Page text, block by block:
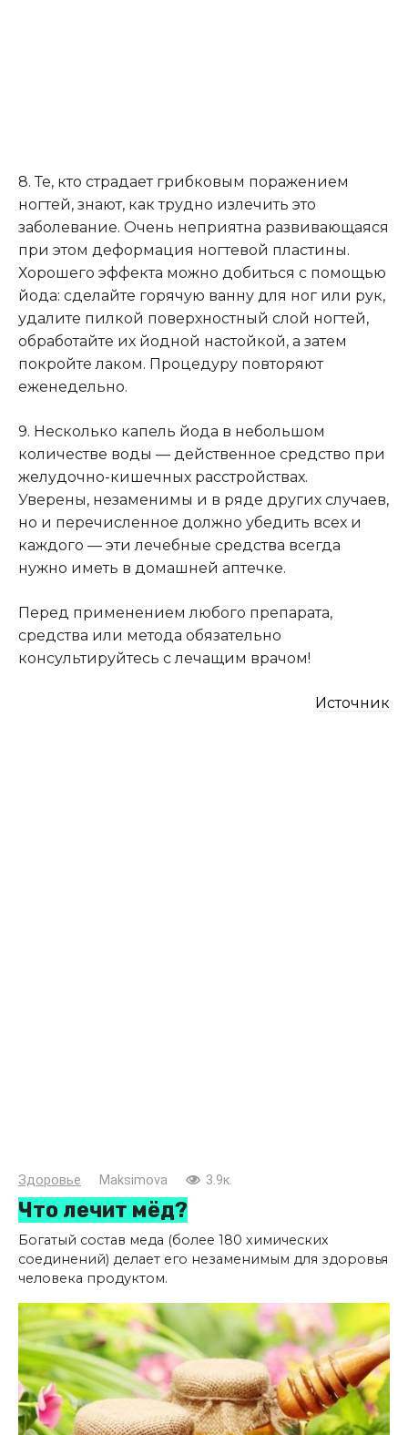
8. Те, кто страдает грибковым поражением
ногтей, знают, как трудно излечить это
заболевание. Очень неприятна развивающаяся
при этом деформация ногтевой пластины.
Хорошего эффекта можно добиться с помощью
йода: сделайте горячую ванну для ног или рук,
удалите пилкой поверхностный слой ногтей,
обработайте их йодной настойкой, а затем
покройте лаком. Процедуру повторяют
еженедельно.
9. Несколько капель йода в небольшом
количестве воды — действенное средство при
желудочно-кишечных расстройствах.
Уверены, незаменимы и в ряде других случаев,
но и перечисленное должно убедить всех и
каждого — эти лечебные средства всегда
нужно иметь в домашней аптечке.
Перед применением любого препарата,
средства или метода обязательно
консультируйтесь с лечащим врачом!
Источник
Здоровье Maksimova 3.9к.
Что лечит мёд?
Богатый состав меда (более 180 химических
соединений) делает его незаменимым для здоровья
человека продуктом.